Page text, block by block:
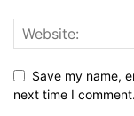
Save my name,
next time I comment.